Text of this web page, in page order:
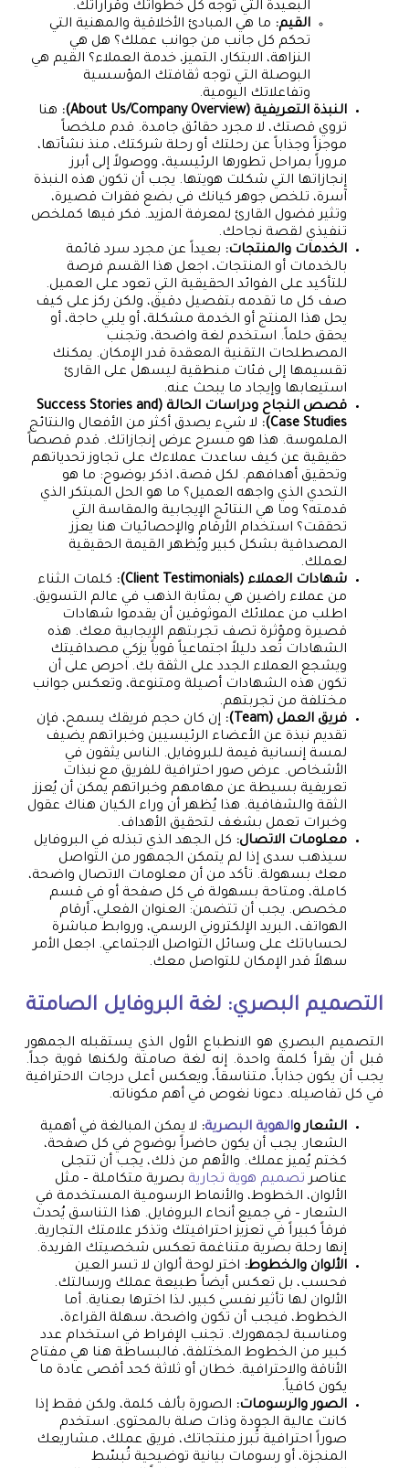
البعيدة التي توجه كل خطواتك وقراراتك.
القيم: ما هي المبادئ الأخلاقية والمهنية التي
تحكم كل جانب من جوانب عملك؟ هل هي
النزاهة، الابتكار، التميز، خدمة العملاء؟ القيم هي
البوصلة التي توجه ثقافتك المؤسسية
وتفاعلاتك اليومية.
النبذة التعريفية (About Us/Company Overview):
هنا
تروي قصتك، لا مجرد حقائق جامدة. قدم ملخصاً
موجزاً وجذاباً عن رحلتك أو رحلة شركتك، منذ نشأتها،
مروراً بمراحل تطورها الرئيسية، ووصولاً إلى أبرز
إنجازاتها التي شكلت هويتها. يجب أن تكون هذه النبذة
آسرة، تلخص جوهر كيانك في بضع فقرات قصيرة،
وتثير فضول القارئ لمعرفة المزيد. فكر فيها كملخص
تنفيذي لقصة نجاحك.
الخدمات والمنتجات: بعيداً عن مجرد سرد قائمة
بالخدمات أو المنتجات، اجعل هذا القسم فرصة
للتأكيد على الفوائد الحقيقية التي تعود على العميل.
صف كل ما تقدمه بتفصيل دقيق، ولكن ركز على كيف
يحل هذا المنتج أو الخدمة مشكلة، أو يلبي حاجة، أو
يحقق حلماً. استخدم لغة واضحة، وتجنب
المصطلحات التقنية المعقدة قدر الإمكان. يمكنك
تقسيمها إلى فئات منطقية ليسهل على القارئ
استيعابها وإيجاد ما يبحث عنه.
قصص النجاح ودراسات الحالة (Success Stories and
Case Studies):
لا شيء يصدق أكثر من الأفعال والنتائج
الملموسة. هذا هو مسرح عرض إنجازاتك. قدم قصصاً
حقيقية عن كيف ساعدت عملاءك على تجاوز تحدياتهم
وتحقيق أهدافهم. لكل قصة، اذكر بوضوح: ما هو
التحدي الذي واجهه العميل؟ ما هو الحل المبتكر الذي
قدمته؟ وما هي النتائج الإيجابية والمقاسة التي
تحققت؟ استخدام الأرقام والإحصائيات هنا يعزز
المصداقية بشكل كبير ويُظهر القيمة الحقيقية
لعملك.
شهادات العملاء (Client Testimonials):
كلمات الثناء
من عملاء راضين هي بمثابة الذهب في عالم التسويق.
اطلب من عملائك الموثوقين أن يقدموا شهادات
قصيرة ومؤثرة تصف تجربتهم الإيجابية معك. هذه
الشهادات تُعد دليلاً اجتماعياً قوياً يزكي مصداقيتك
ويشجع العملاء الجدد على الثقة بك. احرص على أن
تكون هذه الشهادات أصيلة ومتنوعة، وتعكس جوانب
مختلفة من تجربتهم.
فريق العمل (Team):
إن كان حجم فريقك يسمح، فإن
تقديم نبذة عن الأعضاء الرئيسيين وخبراتهم يضيف
لمسة إنسانية قيمة للبروفايل. الناس يثقون في
الأشخاص. عرض صور احترافية للفريق مع نبذات
تعريفية بسيطة عن مهامهم وخبراتهم يمكن أن يُعزز
الثقة والشفافية. هذا يُظهر أن وراء الكيان هناك عقول
وخبرات تعمل بشغف لتحقيق الأهداف.
معلومات الاتصال: كل الجهد الذي تبذله في البروفايل
سيذهب سدى إذا لم يتمكن الجمهور من التواصل
معك بسهولة. تأكد من أن معلومات الاتصال واضحة،
كاملة، ومتاحة بسهولة في كل صفحة أو في قسم
مخصص. يجب أن تتضمن: العنوان الفعلي، أرقام
الهواتف، البريد الإلكتروني الرسمي، وروابط مباشرة
لحساباتك على وسائل التواصل الاجتماعي. اجعل الأمر
سهلاً قدر الإمكان للتواصل معك.
التصميم البصري: لغة البروفايل الصامتة
التصميم البصري هو الانطباع الأول الذي يستقبله الجمهور
قبل أن يقرأ كلمة واحدة. إنه لغة صامتة ولكنها قوية جداً.
يجب أن يكون جذاباً، متناسقاً، ويعكس أعلى درجات الاحترافية
في كل تفاصيله. دعونا نغوص في أهم مكوناته.
الشعار والهوية البصرية: لا يمكن المبالغة في أهمية
الشعار. يجب أن يكون حاضراً بوضوح في كل صفحة،
كختم يُميز عملك. والأهم من ذلك، يجب أن تتجلى
عناصر تصميم هوية تجارية بصرية متكاملة – مثل
الألوان، الخطوط، والأنماط الرسومية المستخدمة في
الشعار – في جميع أنحاء البروفايل. هذا التناسق يُحدث
فرقاً كبيراً في تعزيز احترافيتك وتذكر علامتك التجارية.
إنها رحلة بصرية متناغمة تعكس شخصيتك الفريدة.
الألوان والخطوط: اختر لوحة ألوان لا تسر العين
فحسب، بل تعكس أيضاً طبيعة عملك ورسالتك.
الألوان لها تأثير نفسي كبير، لذا اخترها بعناية. أما
الخطوط، فيجب أن تكون واضحة، سهلة القراءة،
ومناسبة لجمهورك. تجنب الإفراط في استخدام عدد
كبير من الخطوط المختلفة، فالبساطة هنا هي مفتاح
الأناقة والاحترافية. خطان أو ثلاثة كحد أقصى عادة ما
يكون كافياً.
الصور والرسومات: الصورة بألف كلمة، ولكن فقط إذا
كانت عالية الجودة وذات صلة بالمحتوى. استخدم
صوراً احترافية تُبرز منتجاتك، فريق عملك، مشاريعك
المنجزة، أو رسومات بيانية توضيحية تُبسّط